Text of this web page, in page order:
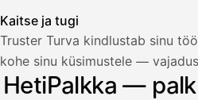
Kaitse ja tugi
Truster Turva kindlustab sinu
kohe sinu küsimustele —
HetiPalkka —